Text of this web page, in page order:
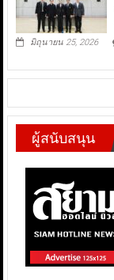
มิถุนายน 25, 2026
ผู้สนับสนุน